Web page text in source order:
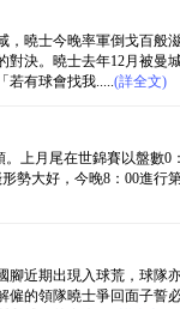
曉士今晚率軍倒戈百般
對決。曉士去年12月被
若有球會找我.....(詳全文)
上月尾在世錦賽以盤數0
勢大好，今晚8：00進行
近期出現入球荒，球隊
的領隊曉士爭回面子誓